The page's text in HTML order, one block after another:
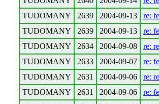
TUDOMANY
2639 2004-09-13
re:
TUDOMANY
2639 2004-09-13
re:
TUDOMANY
2634 2004-09-08
re:
TUDOMANY
2633 2004-09-07
re:
TUDOMANY
2631 2004-09-06
re:
TUDOMANY
2631 2004-09-06
re: